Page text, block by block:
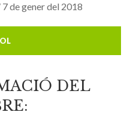
7 de gener del 2018
DEL